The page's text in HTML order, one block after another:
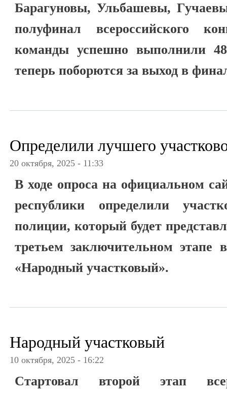
Барагуновы, Ульбашевы,
полуфинал всероссийского
команды успешно выполнили
теперь поборются за выход в
Определили лучшего
20 октября, 2025 - 11:33
В ходе опроса на официальном
республики определили
полиции, который будет
третьем заключительном этапе
«Народный участковый».
Народный участковый
10 октября, 2025 - 16:22
Стартовал второй этап